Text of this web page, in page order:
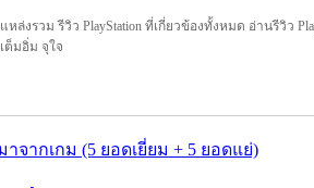
แหล่งรวม รีวิว PlayStation ที่เกี่ยวข้องทั้งหมด อ่านรีวิว
เต็มอิ่ม จุใจ